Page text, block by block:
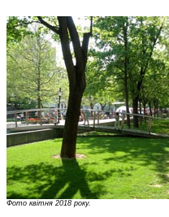
Фото квітня 2018 року.